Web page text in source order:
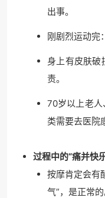
出事。
刚剧烈运动完
身上有皮肤破
责。
70岁以上老人
类需要去医院
过程中的“痛并快乐
按摩肯定会有
气”，是正常的